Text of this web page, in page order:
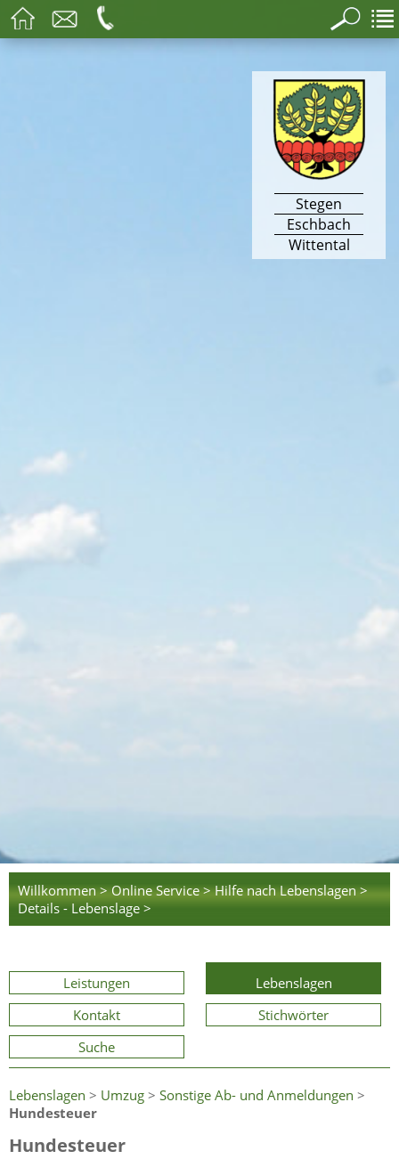
Stegen
Eschbach
Wittental
Willkommen > Online Service > Hilfe nach Lebenslagen >
Details - Lebenslage >
Leistungen
Lebenslagen
Kontakt
Stichwörter
Suche
Lebenslagen > Umzug > Sonstige Ab- und Anmeldungen >
Hundesteuer
Hundesteuer